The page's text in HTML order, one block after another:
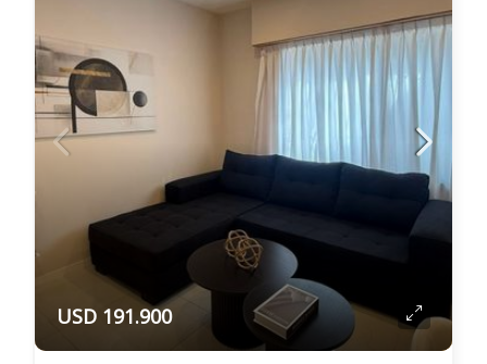
USD 191.900